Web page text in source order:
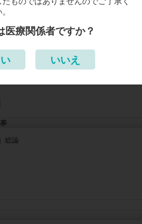
総論
医療関係者ですか？
いいえ